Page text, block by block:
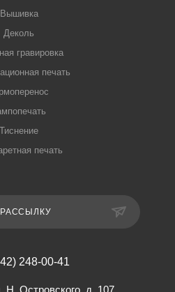
Вышивка
Деколь
гравировка
печать
Тиснение
печать
248-00-41